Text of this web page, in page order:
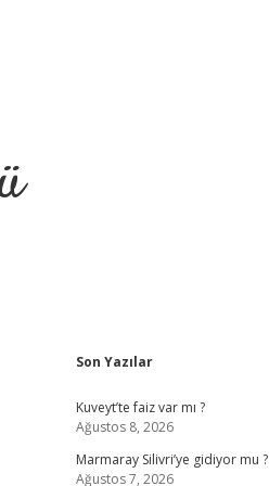
Sidebar
Son Yazılar
Kuveyt’te faiz var mı ?
Ağustos 8, 2026
Marmaray Silivri’ye gidiyor mu ?
Ağustos 7, 2026